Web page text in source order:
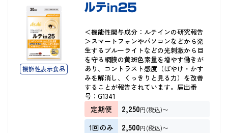
機能性表示食品
＜機能性関与成分：ルテインの研究報告
＞スマートフォンやパソコンなどから発
生するブルーライトなどの光刺激から目
を守る網膜の黄斑色素量を増やす働きが
あり、コントラスト感度（ぼやけ・かす
みを解消し、くっきりと見る力）を改善
することが報告されています。届出番
号：G1341
定期便 2,250円(税込)〜
1回のみ 2,500円(税込)〜